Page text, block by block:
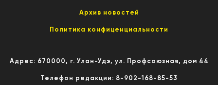
Архив новостей
Политика конфиценциальности
Адрес: 670000, г. Улан-Удэ, ул. Профсоюзная, дом 44
Телефон редакции: 8-902-168-85-53